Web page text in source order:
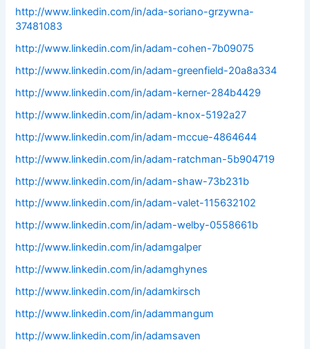
http://www.linkedin.com/in/ada-soriano-grzywna-
37481083
http://www.linkedin.com/in/adam-cohen-7b09075
http://www.linkedin.com/in/adam-greenfield-20a8a334
http://www.linkedin.com/in/adam-kerner-284b4429
http://www.linkedin.com/in/adam-knox-5192a27
http://www.linkedin.com/in/adam-mccue-4864644
http://www.linkedin.com/in/adam-ratchman-5b904719
http://www.linkedin.com/in/adam-shaw-73b231b
http://www.linkedin.com/in/adam-valet-115632102
http://www.linkedin.com/in/adam-welby-0558661b
http://www.linkedin.com/in/adamgalper
http://www.linkedin.com/in/adamghynes
http://www.linkedin.com/in/adamkirsch
http://www.linkedin.com/in/adammangum
http://www.linkedin.com/in/adamsaven